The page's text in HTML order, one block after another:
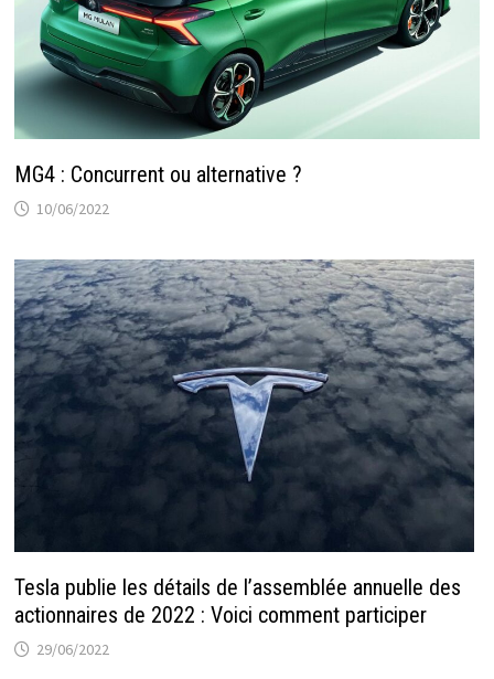
MG4 : Concurrent ou alternative ?
10/06/2022
Tesla publie les détails de l’assemblée annuelle des
actionnaires de 2022 : Voici comment participer
29/06/2022